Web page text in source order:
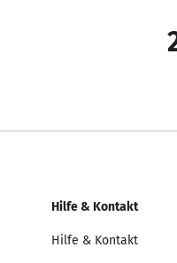
Hilfe & Kontakt
Hilfe & Kontakt